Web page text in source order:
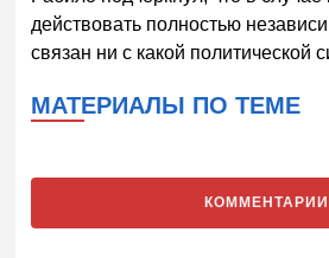
действовать полностью
связан ни с какой политической
МАТЕРИАЛЫ ПО ТЕМЕ
КОММЕНТАРИИ